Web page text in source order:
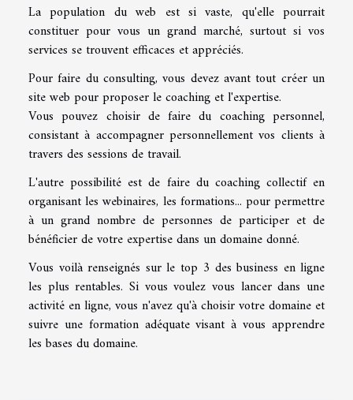
La population du web est si vaste, qu'elle pourrait
constituer pour vous un grand marché, surtout si vos
services se trouvent efficaces et appréciés.
Pour faire du consulting, vous devez avant tout créer un
site web pour proposer le coaching et l'expertise.
Vous pouvez choisir de faire du coaching personnel,
consistant à accompagner personnellement vos clients à
travers des sessions de travail.
L'autre possibilité est de faire du coaching collectif en
organisant les webinaires, les formations... pour permettre
à un grand nombre de personnes de participer et de
bénéficier de votre expertise dans un domaine donné.
Vous voilà renseignés sur le top 3 des business en ligne
les plus rentables. Si vous voulez vous lancer dans une
activité en ligne, vous n'avez qu'à choisir votre domaine et
suivre une formation adéquate visant à vous apprendre
les bases du domaine.